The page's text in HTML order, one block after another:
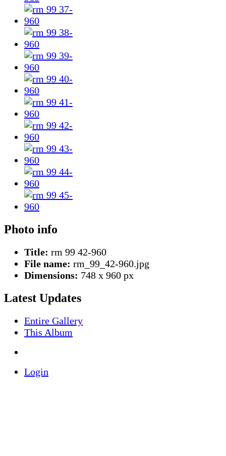
Photo info
Title: rm 99 42-960
File name: rm_99_42-960.jpg
Dimensions: 748 x 960 px
Latest Updates
Entire Gallery
This Album
Login